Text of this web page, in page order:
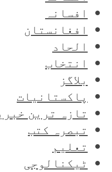
افسانہ
افغانستان
الحاد
انتخاب
بلاگز
پاکستانیات
تازہ ترین
تبصرہ کتب
تعلیم
ٹیکنالوجی